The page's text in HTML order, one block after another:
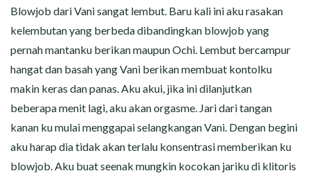
Blowjob dari Vani sangat lembut. Baru kali ini aku rasakan
kelembutan yang berbeda dibandingkan blowjob yang
pernah mantanku berikan maupun Ochi. Lembut bercampur
hangat dan basah yang Vani berikan membuat kontolku
makin keras dan panas. Aku akui, jika ini dilanjutkan
beberapa menit lagi, aku akan orgasme. Jari dari tangan
kanan ku mulai menggapai selangkangan Vani. Dengan begini
aku harap dia tidak akan terlalu konsentrasi memberikan ku
blowjob. Aku buat seenak mungkin kocokan jariku di klitoris